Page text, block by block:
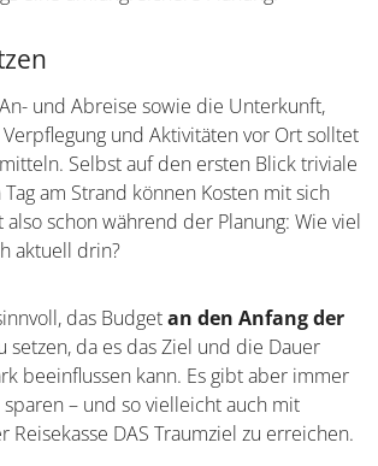
Das erfordert allerdings eine
und Abreise sowie die Unterkunft,
und Aktivitäten vor Ort
ermitteln. Selbst auf den ersten
Überlegt also schon während
Urlaub ist für euch aktuell drin?
das Budgetan den Anfang der
setzen, da es das Ziel und die Dauer